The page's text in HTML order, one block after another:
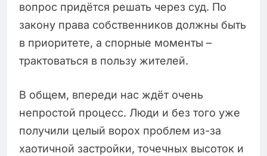
вопрос придётся решать через суд. По
закону права собственников должны быть
в приоритете, а спорные моменты –
трактоваться в пользу жителей.
В общем, впереди нас ждёт очень
непростой процесс. Люди и без того уже
получили целый ворох проблем из-за
хаотичной застройки, точечных высоток и